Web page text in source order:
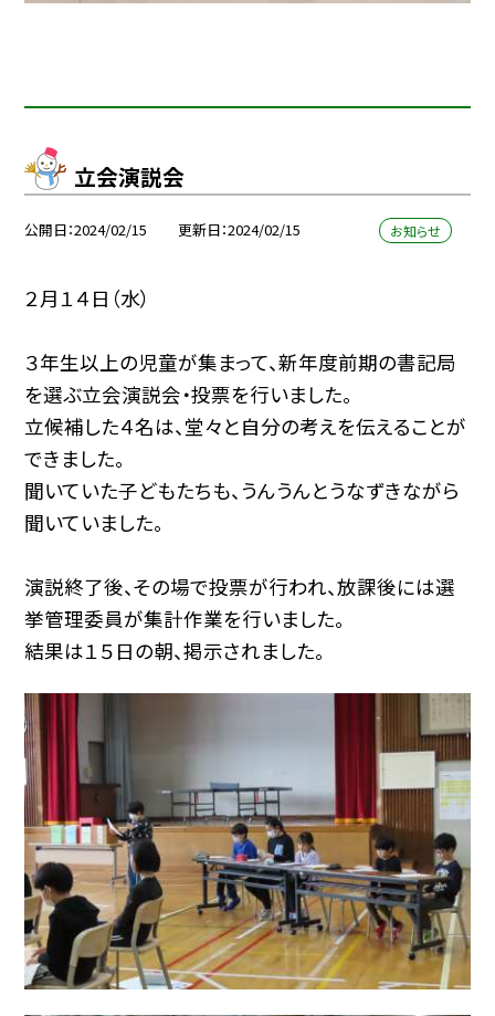
立会演説会
公開日 2024/02/15 更新日 2024/02/15 お知らせ
２月１４日（水）
３年生以上の児童が集まって、新年度前期の書記局
を選ぶ立会演説会・投票を行いました。
立候補した４名は、堂々と自分の考えを伝えることが
できました。
聞いていた子どもたちも、うんうんとうなずきながら
聞いていました。
演説終了後、その場で投票が行われ、放課後には選
挙管理委員が集計作業を行いました。
結果は１５日の朝、掲示されました。